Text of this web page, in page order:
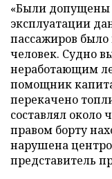
«Были допущены
эксплуатации
пассажиров
человек. Судно
неработающим
помощник
перекачено
составлял около
правом борту
нарушена
представитель